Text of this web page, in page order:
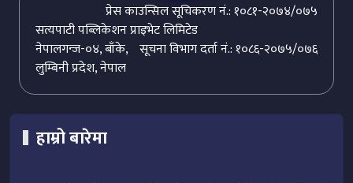
प्रेस काउन्सिल सूचिकरण नं.: १०८१-२०७४/०७५
सत्यपाटी पब्लिकेशन प्राइभेट लिमिटेड
सूचना विभाग दर्ता नं.: १०८६-२०७५/०७६
नेपालगन्ज-०४, बाँके,
लुम्बिनी प्रदेश, नेपाल
हाम्रो बारेमा